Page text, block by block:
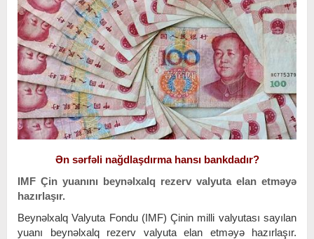
Ən sərfəli nağdlaşdırma hansı bankdadır?
IMF Çin yuanını beynəlxalq rezerv valyuta elan etməyə
hazırlaşır.
Beynəlxalq Valyuta Fondu (IMF) Çinin milli valyutası sayılan
yuanı beynəlxalq rezerv valyuta elan etməyə hazırlaşır.